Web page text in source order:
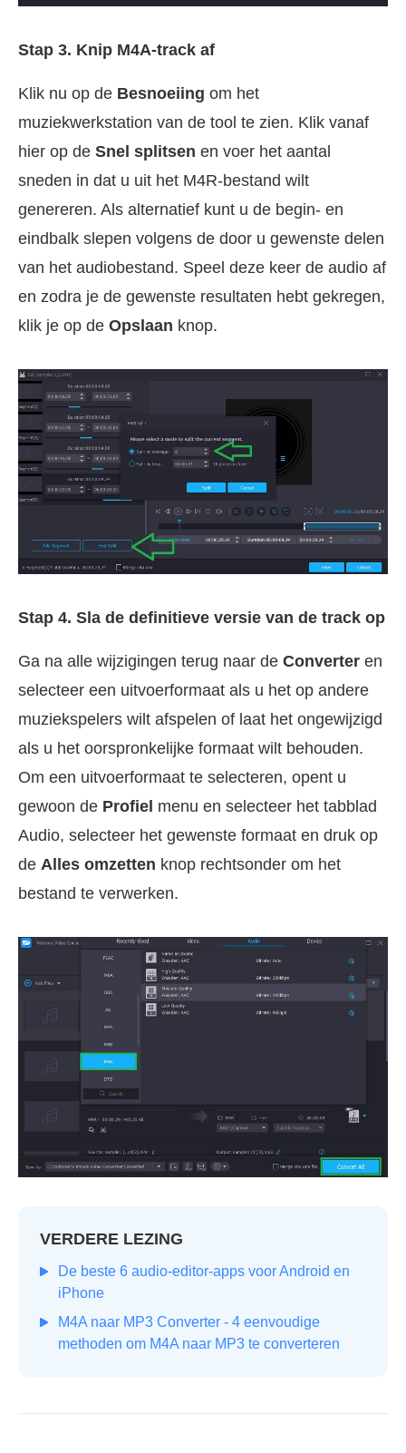
Stap 3. Knip M4A-track af
Klik nu op de Besnoeiing om het
muziekwerkstation van de tool te zien. Klik vanaf
hier op de Snel splitsen en voer het aantal
sneden in dat u uit het M4R-bestand wilt
genereren. Als alternatief kunt u de begin- en
eindbalk slepen volgens de door u gewenste delen
van het audiobestand. Speel deze keer de audio af
en zodra je de gewenste resultaten hebt gekregen,
klik je op de Opslaan knop.
Stap 4. Sla de definitieve versie van de track op
Ga na alle wijzigingen terug naar de Converter en
selecteer een uitvoerformaat als u het op andere
muziekspelers wilt afspelen of laat het ongewijzigd
als u het oorspronkelijke formaat wilt behouden.
Om een uitvoerformaat te selecteren, opent u
gewoon de Profiel menu en selecteer het tabblad
Audio, selecteer het gewenste formaat en druk op
de Alles omzetten knop rechtsonder om het
bestand te verwerken.
VERDERE LEZING
De beste 6 audio-editor-apps voor Android en
iPhone
M4A naar MP3 Converter - 4 eenvoudige
methoden om M4A naar MP3 te converteren